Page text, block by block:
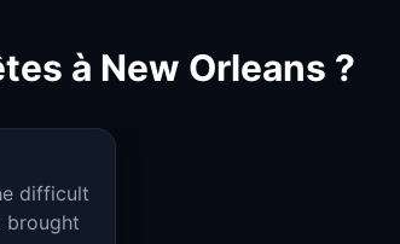
à New Orleans ?
difficult
brought